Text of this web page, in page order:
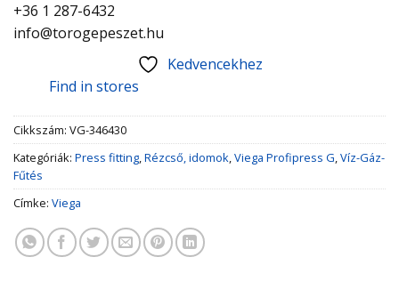
+36 1 287-6432
info@torogepeszet.hu
Kedvencekhez
Find in stores
Cikkszám: VG-346430
Kategóriák: Press fitting,Rézcső, idomok,Viega Profipress G,Víz-Gáz-
Fűtés
Címke: Viega